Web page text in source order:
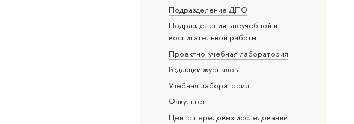
Подразделение ДПО
Подразделения внеучебной и
воспитательной работы
Проектно-учебная лаборатория
Редакции журналов
Учебная лаборатория
Факультет
Центр передовых исследований